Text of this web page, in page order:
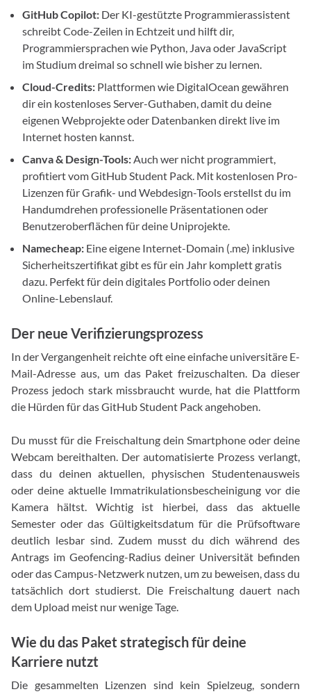
GitHub Copilot: Der KI-gestützte Programmierassistent
schreibt Code-Zeilen in Echtzeit und hilft dir,
Programmiersprachen wie Python, Java oder JavaScript
im Studium dreimal so schnell wie bisher zu lernen.
Cloud-Credits: Plattformen wie DigitalOcean gewähren
dir ein kostenloses Server-Guthaben, damit du deine
eigenen Webprojekte oder Datenbanken direkt live im
Internet hosten kannst.
Canva & Design-Tools:Auch wer nicht programmiert,
profitiert vom GitHub Student Pack. Mit kostenlosen Pro-
Lizenzen für Grafik- und Webdesign-Tools erstellst du im
Handumdrehen professionelle Präsentationen oder
Benutzeroberflächen für deine Uniprojekte.
Namecheap: Eine eigene Internet-Domain (.me) inklusive
Sicherheitszertifikat gibt es für ein Jahr komplett gratis
dazu. Perfekt für dein digitales Portfolio oder deinen
Online-Lebenslauf.
Der neue Verifizierungsprozess
In der Vergangenheit reichte oft eine einfache universitäre E-
Mail-Adresse aus, um das Paket freizuschalten. Da dieser
Prozess jedoch stark missbraucht wurde, hat die Plattform
die Hürden für das GitHub Student Pack angehoben.
Du musst für die Freischaltung dein Smartphone oder deine
Webcam bereithalten. Der automatisierte Prozess verlangt,
dass du deinen aktuellen, physischen Studentenausweis
oder deine aktuelle Immatrikulationsbescheinigung vor die
Kamera hältst. Wichtig ist hierbei, dass das aktuelle
Semester oder das Gültigkeitsdatum für die Prüfsoftware
deutlich lesbar sind. Zudem musst du dich während des
Antrags im Geofencing-Radius deiner Universität befinden
oder das Campus-Netzwerk nutzen, um zu beweisen, dass du
tatsächlich dort studierst. Die Freischaltung dauert nach
dem Upload meist nur wenige Tage.
Wie du das Paket strategisch für deine
Karriere nutzt
Die gesammelten Lizenzen sind kein Spielzeug, sondern